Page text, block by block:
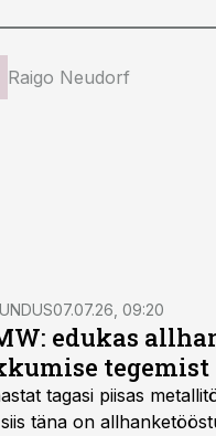
Raigo Neudorf
07.07.26, 09:20
edukas
tegemist
tagasi piisas
täna on